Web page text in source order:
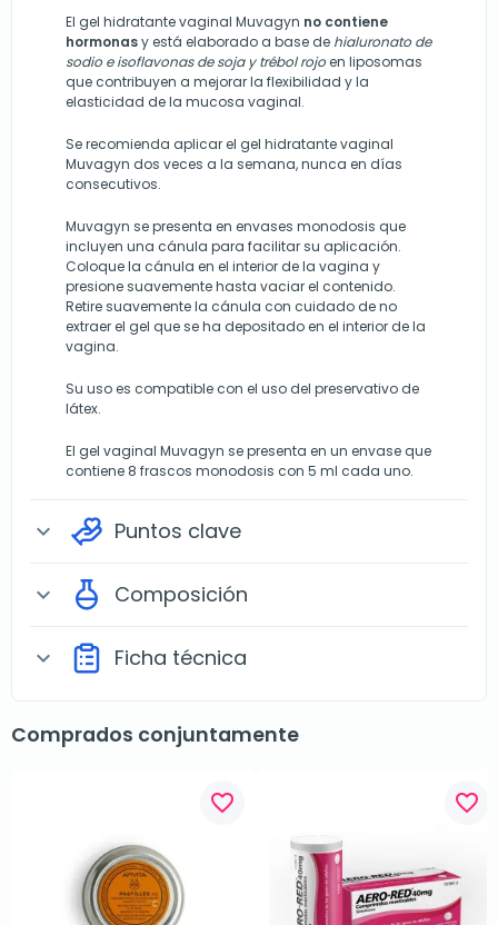
El gel hidratante vaginal Muvagyn no contiene
hormonasy está elaborado a base de hialuronato de
sodio e isoflavonas de soja y trébol rojoen liposomas
que contribuyen a mejorar la flexibilidad y la
elasticidad de la mucosa vaginal.
Se recomienda aplicar el gel hidratante vaginal
Muvagyn dos veces a la semana, nunca en días
consecutivos.
Muvagyn se presenta en envases monodosis que
incluyen una cánula para facilitar su aplicación.
Coloque la cánula en el interior de la vagina y
presione suavemente hasta vaciar el contenido.
Retire suavemente la cánula con cuidado de no
extraer el gel que se ha depositado en el interior de la
vagina.
Su uso es compatible con el uso del preservativo de
látex.
El gel vaginal Muvagyn se presenta en un envase que
contiene 8 frascos monodosis con 5 ml cada uno.
expand_more Puntos clave
expand_more Composición
expand_more Ficha técnica
Comprados conjuntamente
favorite_border favorite_border